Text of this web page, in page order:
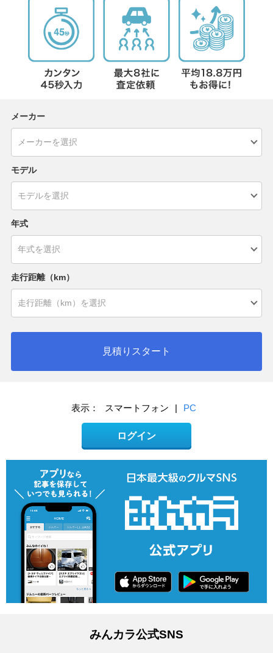
メーカー
モデル
年式
走行距離（km）
見積りスタート
表示： スマートフォン | PC
ログイン
みんカラ公式SNS